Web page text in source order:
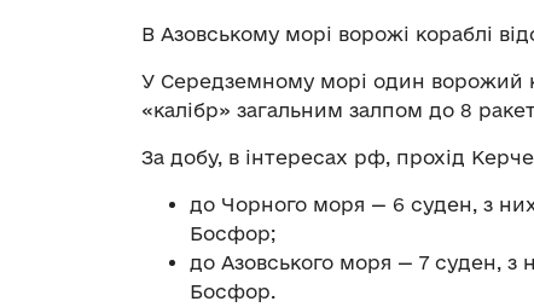
В Азовському морі ворожі кораблі
У Середземному морі один ворожий
«калібр» загальним залпом до 8
За добу, в інтересах рф, прохід
до Чорного моря — 6 суден, з
Босфор;
до Азовського моря — 7 суден,
Босфор.